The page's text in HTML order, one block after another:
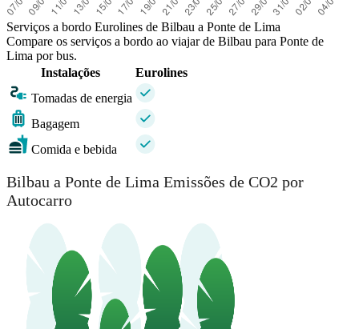
Serviços a bordo Eurolines de Bilbau a Ponte de Lima
Compare os serviços a bordo ao viajar de Bilbau para Ponte de
Lima por bus.
Instalações
Eurolines
Tomadas de energia
Bagagem
Comida e bebida
Bilbau a Ponte de Lima Emissões de CO2 por
Autocarro